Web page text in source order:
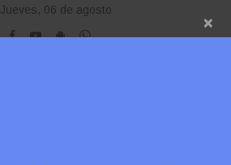
Jueves, 06 de agosto
×